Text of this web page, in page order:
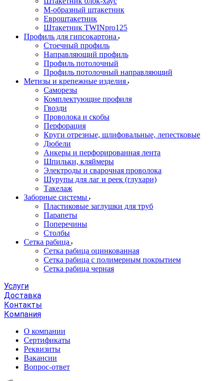
М-образный штакетник
Евроштакетник
Штакетник TWINpro125
Профиль для гипсокартона
Стоечный профиль
Направляющий профиль
Профиль потолочный
Профиль потолочный направляющий
Метизы и крепежные изделия
Саморезы
Комплектующие профиля
Гвозди
Проволока и скобы
Перфорация
Круги отрезные, шлифовальные, лепестковые
Дюбели
Анкеры и перфорированная лента
Шпильки, кляймеры
Электроды и сварочная проволока
Шурупы для лаг и реек (глухари)
Такелаж
Заборные системы
Пластиковые заглушки для труб
Парапеты
Поперечины
Столбы
Сетка рабица
Сетка рабица оцинкованная
Сетка рабица с полимерным покрытием
Сетка рабица черная
Услуги
Доставка
Контакты
Компания
О компании
Сертификаты
Реквизиты
Вакансии
Вопрос-ответ